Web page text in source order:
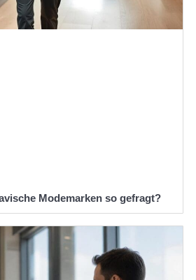
Modemarken so gefragt?